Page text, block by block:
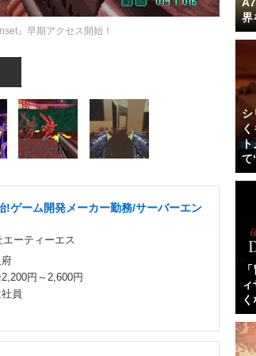
』早期アクセス開始！
!ゲーム開発メーカー勤務/サーバーエン
エーティーエス
府
円～2,600円
員
界
シ
ト
て